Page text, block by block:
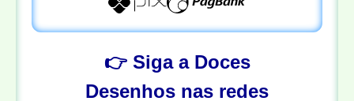
👉 Siga a Doces
Desenhos nas redes